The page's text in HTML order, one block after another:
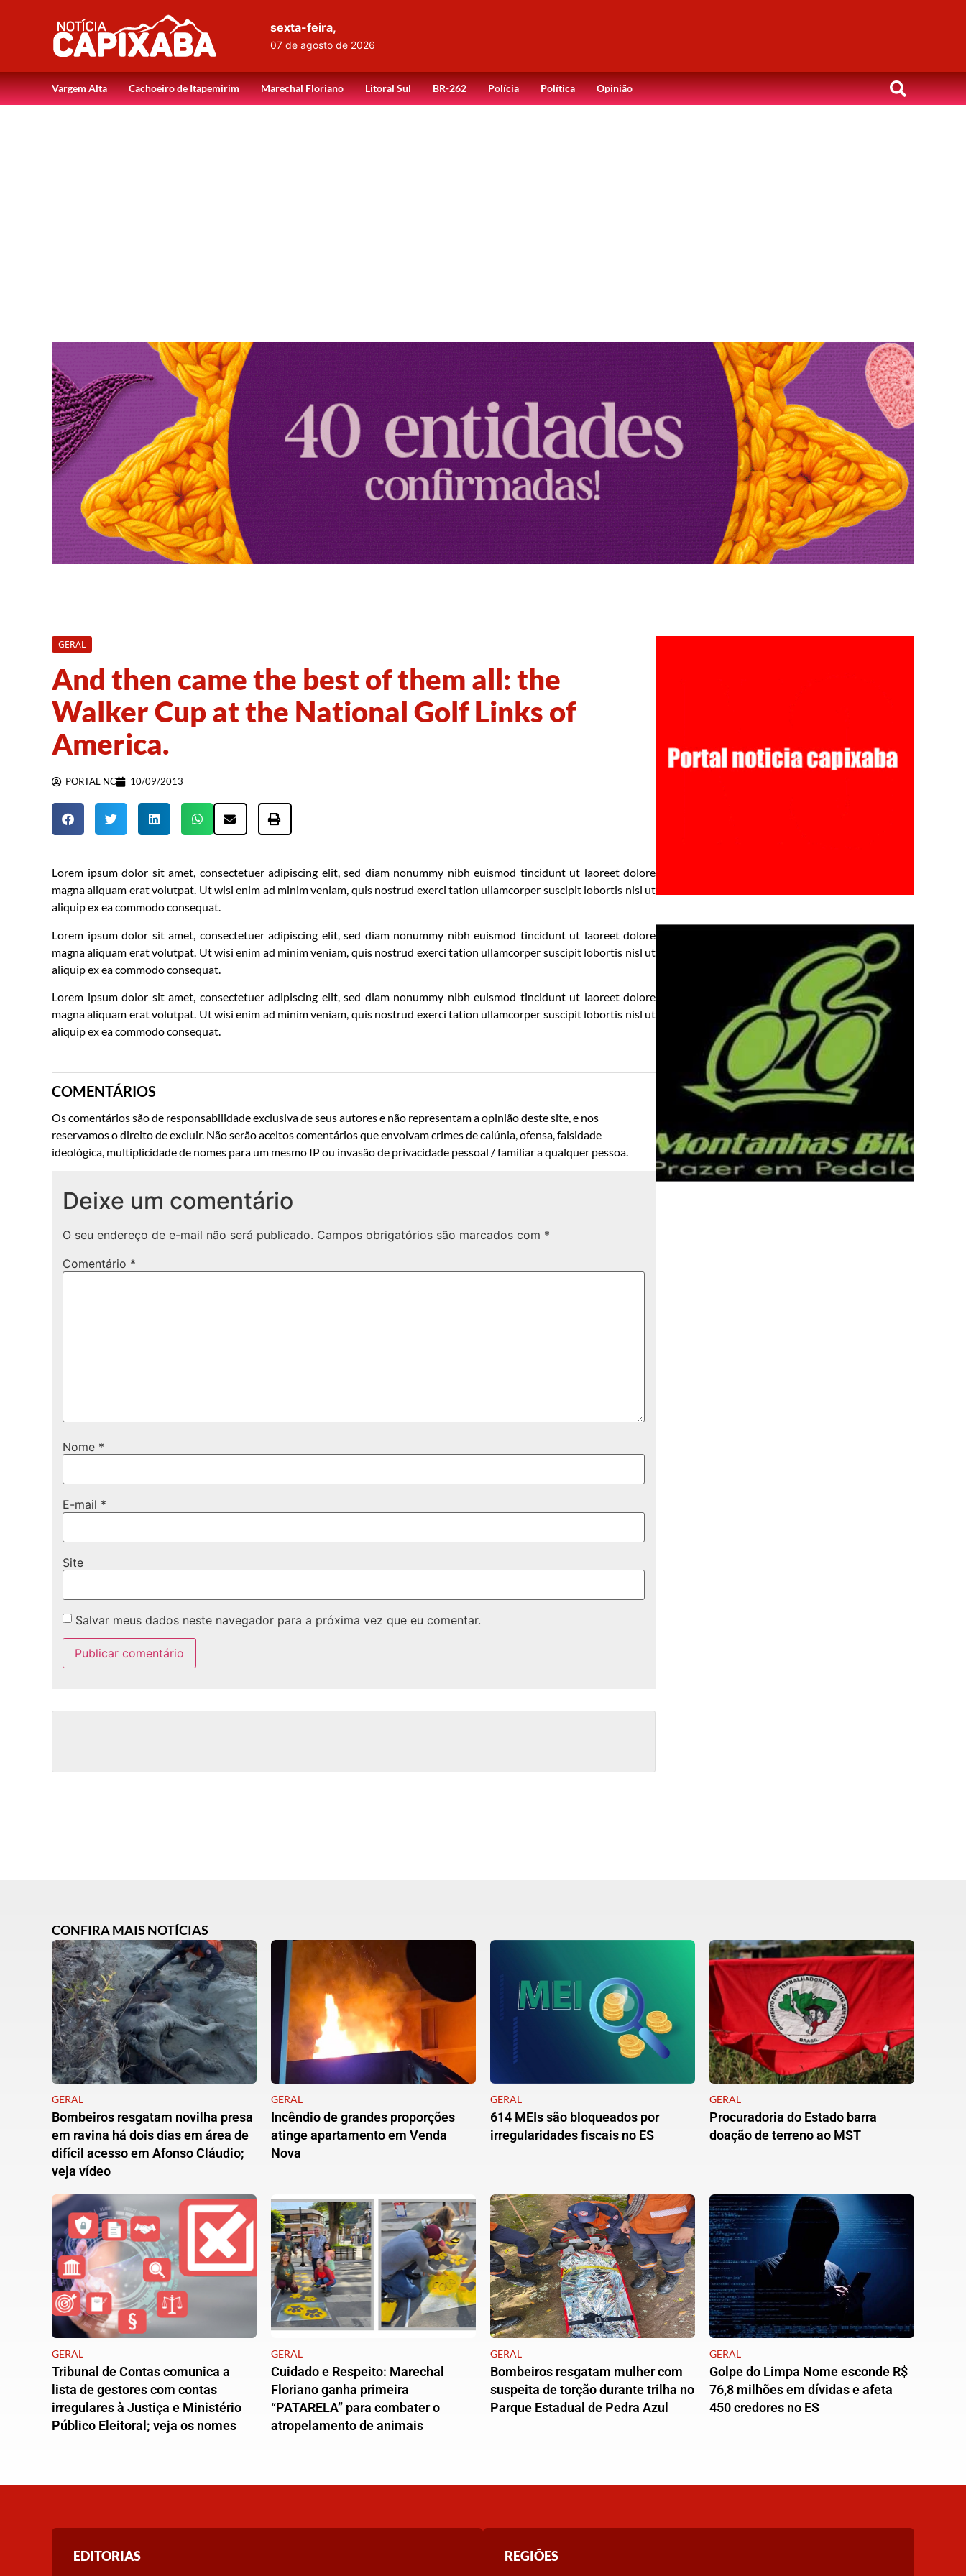
sexta-feira,
07 de agosto de 2026
Vargem Alta Cachoeiro de Itapemirim Marechal Floriano Litoral Sul BR-262 Polícia Política Opinião
GERAL
And then came the best of them all: the
Walker Cup at the National Golf Links of
America.
PORTAL NC 10/09/2013
Lorem ipsum dolor sit amet, consectetuer adipiscing elit, sed diam nonummy nibh euismod tincidunt ut laoreet dolore
magna aliquam erat volutpat. Ut wisi enim ad minim veniam, quis nostrud exerci tation ullamcorper suscipit lobortis nisl ut
aliquip ex ea commodo consequat.
Lorem ipsum dolor sit amet, consectetuer adipiscing elit, sed diam nonummy nibh euismod tincidunt ut laoreet dolore
magna aliquam erat volutpat. Ut wisi enim ad minim veniam, quis nostrud exerci tation ullamcorper suscipit lobortis nisl ut
aliquip ex ea commodo consequat.
Lorem ipsum dolor sit amet, consectetuer adipiscing elit, sed diam nonummy nibh euismod tincidunt ut laoreet dolore
magna aliquam erat volutpat. Ut wisi enim ad minim veniam, quis nostrud exerci tation ullamcorper suscipit lobortis nisl ut
aliquip ex ea commodo consequat.
COMENTÁRIOS
Os comentários são de responsabilidade exclusiva de seus autores e não representam a opinião deste site, e nos
reservamos o direito de excluir. Não serão aceitos comentários que envolvam crimes de calúnia, ofensa, falsidade
ideológica, multiplicidade de nomes para um mesmo IP ou invasão de privacidade pessoal / familiar a qualquer pessoa.
Deixe um comentário
O seu endereço de e-mail não será publicado. Campos obrigatórios são marcados com *
Comentário *
Nome *
E-mail *
Site
Salvar meus dados neste navegador para a próxima vez que eu comentar.
CONFIRA MAIS NOTÍCIAS
GERAL
Bombeiros resgatam novilha presa
em ravina há dois dias em área de
difícil acesso em Afonso Cláudio;
veja vídeo
GERAL
Incêndio de grandes proporções
atinge apartamento em Venda
Nova
GERAL
614 MEIs são bloqueados por
irregularidades fiscais no ES
GERAL
Procuradoria do Estado barra
doação de terreno ao MST
GERAL
Tribunal de Contas comunica a
lista de gestores com contas
irregulares à Justiça e Ministério
Público Eleitoral; veja os nomes
GERAL
Cuidado e Respeito: Marechal
Floriano ganha primeira
“PATARELA” para combater o
atropelamento de animais
GERAL
Bombeiros resgatam mulher com
suspeita de torção durante trilha no
Parque Estadual de Pedra Azul
GERAL
Golpe do Limpa Nome esconde R$
76,8 milhões em dívidas e afeta
450 credores no ES
EDITORIAS REGIÕES